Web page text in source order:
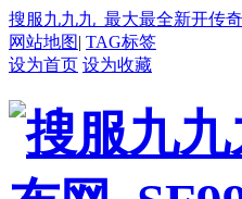
搜服九九九_最大最全新开传
网站地图| TAG标签
设为首页 设为收藏